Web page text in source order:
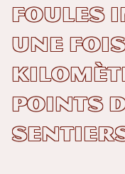
foules
une
points